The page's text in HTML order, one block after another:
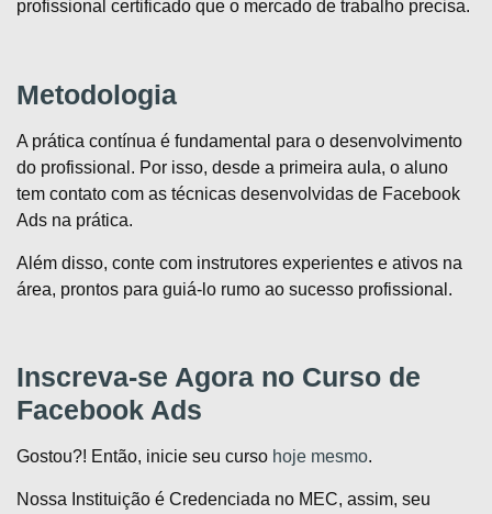
profissional certificado que o mercado de trabalho precisa.
Metodologia
A prática contínua é fundamental para o desenvolvimento
do profissional. Por isso, desde a primeira aula, o aluno
tem contato com as técnicas desenvolvidas de Facebook
Ads na prática.
Além disso, conte com instrutores experientes e ativos na
área, prontos para guiá-lo rumo ao sucesso profissional.
Inscreva-se Agora no Curso de
Facebook Ads
Gostou?! Então, inicie seu curso hoje mesmo.
Nossa Instituição é Credenciada no MEC, assim, seu